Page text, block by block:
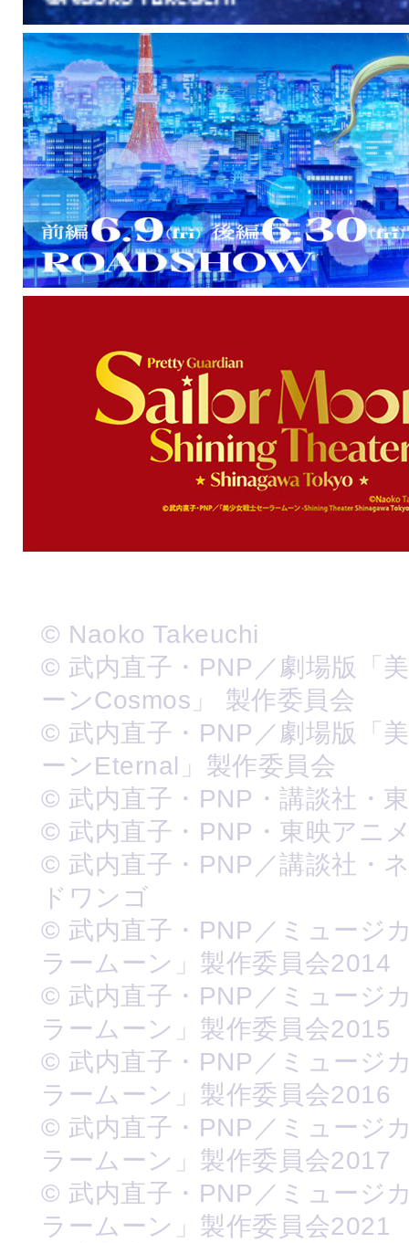
© Naoko Takeuchi
© 武内直子・PNP／劇場版「
ーンCosmos」 製作委員会
© 武内直子・PNP／劇場版「
ーンEternal」製作委員会
© 武内直子・PNP・講談社・
© 武内直子・PNP・東映アニ
© 武内直子・PNP／講談社・
ドワンゴ
© 武内直子・PNP／ミュージ
ラームーン」製作委員会2014
© 武内直子・PNP／ミュージ
ラームーン」製作委員会2015
© 武内直子・PNP／ミュージ
ラームーン」製作委員会2016
© 武内直子・PNP／ミュージ
ラームーン」製作委員会2017
© 武内直子・PNP／ミュージ
ラームーン」製作委員会2021